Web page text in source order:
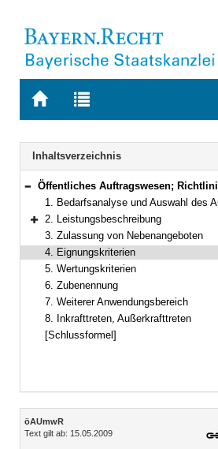
Zur
BAYERN.RECHT
Zur
letzten
Suche
Navigation
Inhaltsverzeichnis
Bereich reduzieren
Öffentliches Auftragswesen; Richtlinien über die Berücksichtigung von
1. Bedarfsanalyse und Auswahl des
Bereich erweitern
2. Leistungsbeschreibung
3. Zulassung von Nebenangeboten
4. Eignungskriterien
5. Wertungskriterien
6. Zubenennung
7. Weiterer Anwendungsbereich
8. Inkrafttreten, Außerkrafttreten
[Schlussformel]
Inhalt
öAUmwR
Text gilt ab: 15.05.2009